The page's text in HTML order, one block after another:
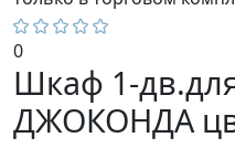
0
Шкаф 1-
ДЖОКОНДА